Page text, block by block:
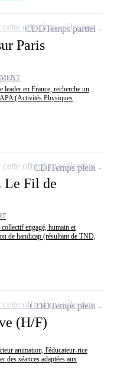
Paris
en France, recherche un
(Activités Physiques
CDDTemps partiel
offre à ma sélection
Le Fil de
engagé, humain et
de handicap (résultant de TND,
CDITemps plein
offre à ma sélection
(H/F)
animation, l'éducateur-rice
des séances adaptées aux
CDDTemps plein
offre à ma sélection